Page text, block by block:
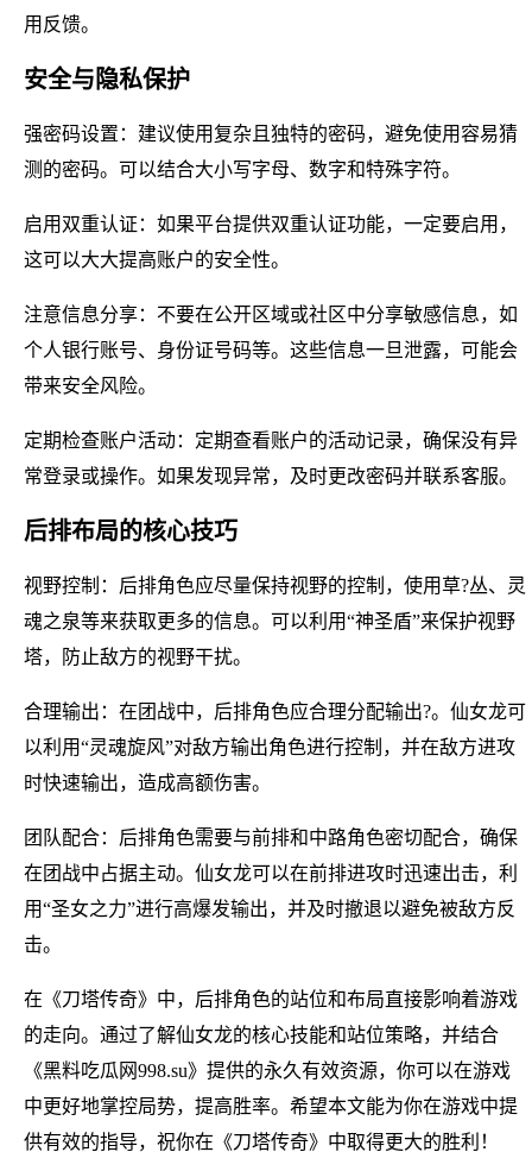
用反馈。
安全与隐私保护
强密码设置：建议使用复杂且独特的密码，避免使用容易猜
测的密码。可以结合大小写字母、数字和特殊字符。
启用双重认证：如果平台提供双重认证功能，一定要启用，
这可以大大提高账户的安全性。
注意信息分享：不要在公开区域或社区中分享敏感信息，如
个人银行账号、身份证号码等。这些信息一旦泄露，可能会
带来安全风险。
定期检查账户活动：定期查看账户的活动记录，确保没有异
常登录或操作。如果发现异常，及时更改密码并联系客服。
后排布局的核心技巧
视野控制：后排角色应尽量保持视野的控制，使用草?丛、灵
魂之泉等来获取更多的信息。可以利用“神圣盾”来保护视野
塔，防止敌方的视野干扰。
合理输出：在团战中，后排角色应合理分配输出?。仙女龙可
以利用“灵魂旋风”对敌方输出角色进行控制，并在敌方进攻
时快速输出，造成高额伤害。
团队配合：后排角色需要与前排和中路角色密切配合，确保
在团战中占据主动。仙女龙可以在前排进攻时迅速出击，利
用“圣女之力”进行高爆发输出，并及时撤退以避免被敌方反
击。
在《刀塔传奇》中，后排角色的站位和布局直接影响着游戏
的走向。通过了解仙女龙的核心技能和站位策略，并结合
《黑料吃瓜网998.su》提供的永久有效资源，你可以在游戏
中更好地掌控局势，提高胜率。希望本文能为你在游戏中提
供有效的指导，祝你在《刀塔传奇》中取得更大的胜利！